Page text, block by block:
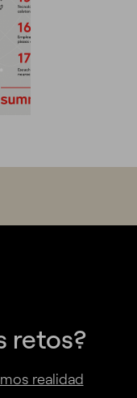
retos?
realidad